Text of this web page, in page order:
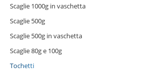
Scaglie 1000g in vaschetta
Scaglie 500g
Scaglie 500g in vaschetta
Scaglie 80g e 100g
Tochetti